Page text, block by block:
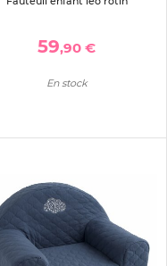
59,90 €
En stock